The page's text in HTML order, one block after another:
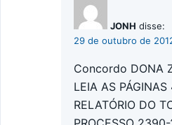
JONH disse:
29 de outubro de
Concordo DONA
LEIA AS
RELATÓRIO DO